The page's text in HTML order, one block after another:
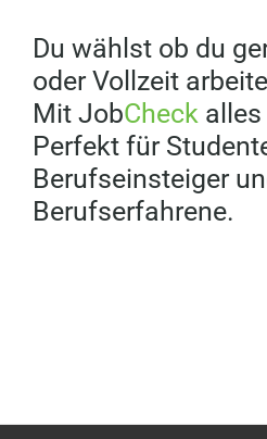
Du wählst ob du
oder Vollzeit
Mit JobCheck
Perfekt für
Berufseinsteiger
Berufserfahrene.